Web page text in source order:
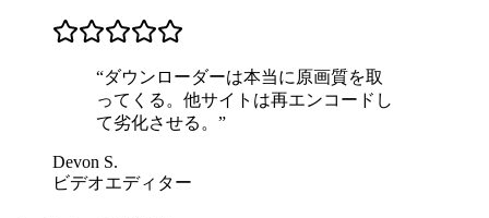
“ダウンローダーは本当に原画質を取
ってくる。他サイトは再エンコードし
て劣化させる。 ”
Devon S.
ビデオエディター